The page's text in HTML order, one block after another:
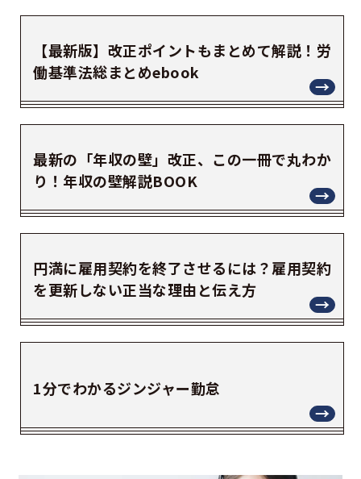
【最新版】改正ポイントもまとめて解説！労
働基準法総まとめebook
最新の「年収の壁」改正、この一冊で丸わか
り！年収の壁解説BOOK
円満に雇用契約を終了させるには？雇用契約
を更新しない正当な理由と伝え方
1分でわかるジンジャー勤怠